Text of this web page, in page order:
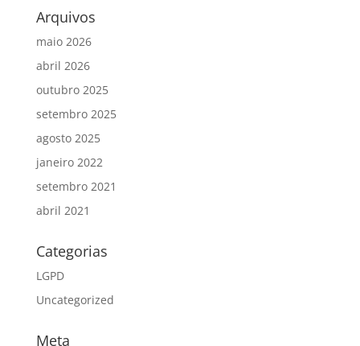
Arquivos
maio 2026
abril 2026
outubro 2025
setembro 2025
agosto 2025
janeiro 2022
setembro 2021
abril 2021
Categorias
LGPD
Uncategorized
Meta